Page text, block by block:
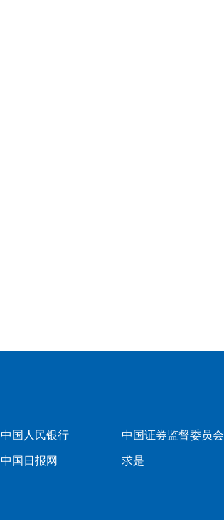
中国人民银行 中国证券监督委员会
中国日报网 求是